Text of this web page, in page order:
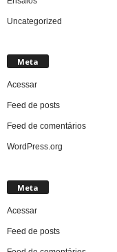
Uncategorized
Meta
Acessar
Feed de posts
Feed de comentários
WordPress.org
Meta
Acessar
Feed de posts